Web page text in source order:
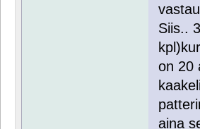
Siis..
on 20
aina